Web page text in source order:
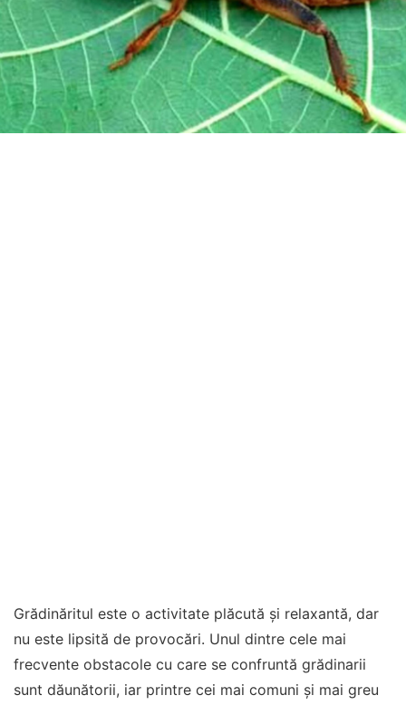
Grădinăritul este o activitate plăcută și relaxantă, dar
nu este lipsită de provocări. Unul dintre cele mai
frecvente obstacole cu care se confruntă grădinarii
sunt dăunătorii, iar printre cei mai comuni și mai greu